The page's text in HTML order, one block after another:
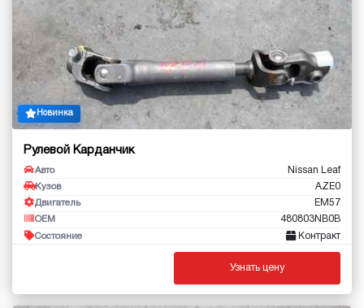
Новинка
Рулевой Карданчик
Авто Nissan Leaf
Кузов AZE0
Двигатель EM57
OEM 480803NB0B
Состояние Контракт
Узнать цену